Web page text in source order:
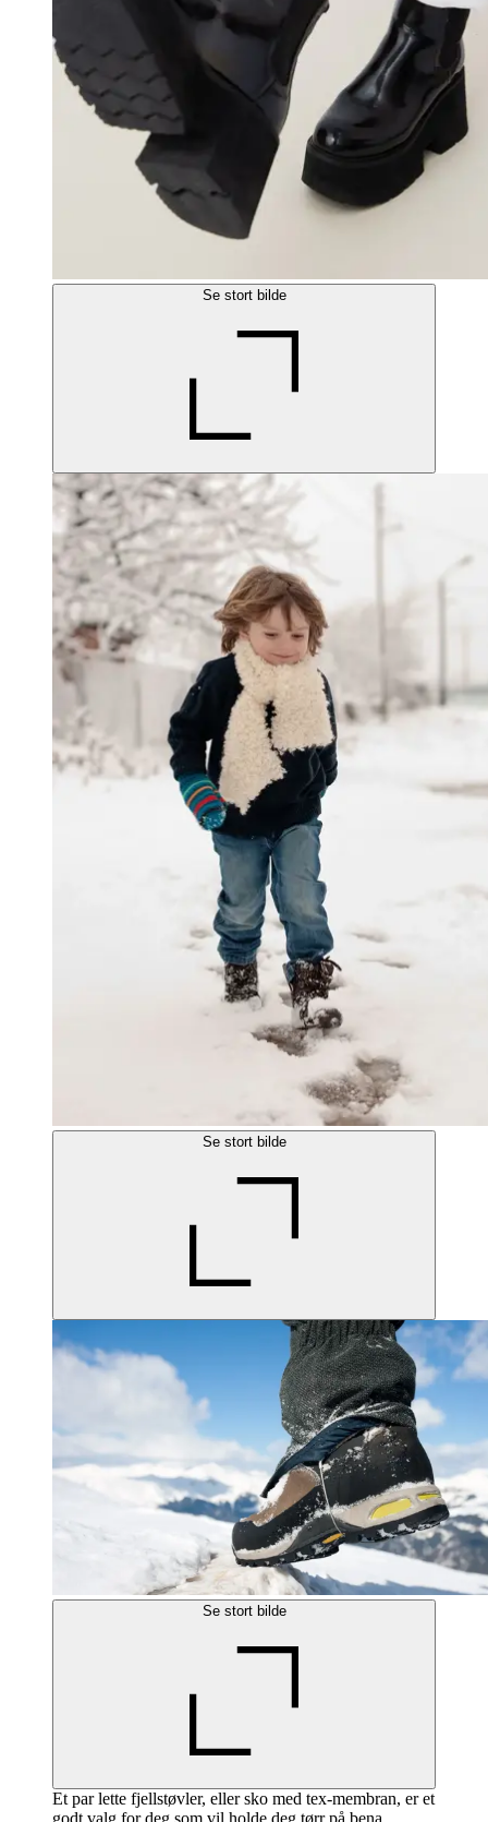
Se stort bilde
Se stort bilde
Se stort bilde
Et par lette fjellstøvler, eller sko med tex-membran, er et
godt valg for deg som vil holde deg tørr på bena.